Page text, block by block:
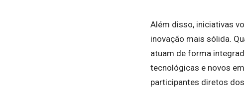
Além disso, iniciativas
inovação mais sólida.
atuam de forma
tecnológicas e novos
participantes diretos